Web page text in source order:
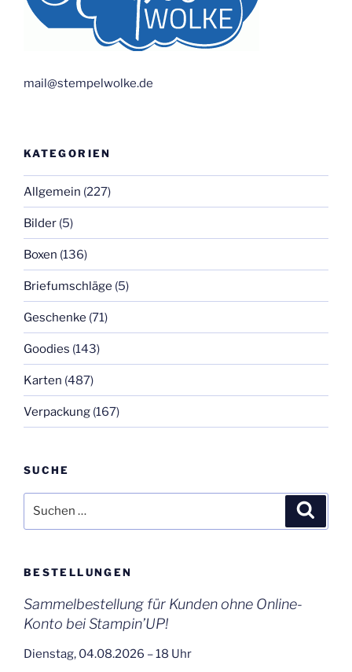
mail@stempelwolke.de
KATEGORIEN
Allgemein (227)
Bilder (5)
Boxen (136)
Briefumschläge (5)
Geschenke (71)
Goodies (143)
Karten (487)
Verpackung (167)
SUCHE
nach:
BESTELLUNGEN
Sammelbestellung für Kunden ohne Online-
Konto bei Stampin’UP!
Dienstag, 04.08.2026 – 18 Uhr